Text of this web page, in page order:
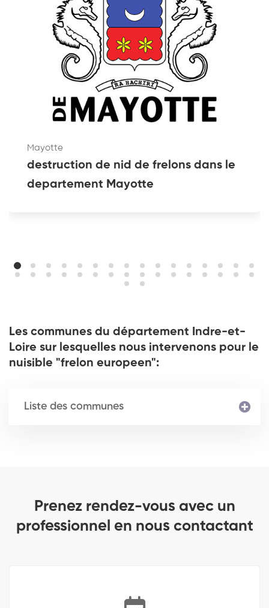
Mayotte
destruction de nid de frelons dans le
departement Mayotte
Les communes du département Indre-et-
Loire sur lesquelles nous intervenons pour le
nuisible "frelon europeen":
Liste des communes
Prenez rendez-vous avec un
professionnel en nous contactant